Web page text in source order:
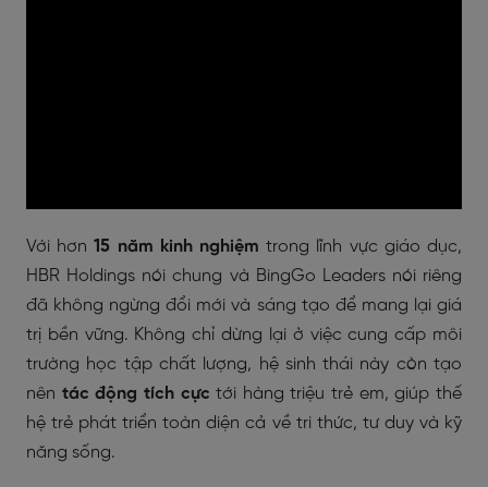
Với hơn15 năm kinh nghiệm trong lĩnh vực giáo dục,
HBR Holdings nói chung và BingGo Leaders nói riêng
đã không ngừng đổi mới và sáng tạo để mang lại giá
trị bền vững. Không chỉ dừng lại ở việc cung cấp môi
trường học tập chất lượng, hệ sinh thái này còn tạo
nên tác động tích cực tới hàng triệu trẻ em, giúp thế
hệ trẻ phát triển toàn diện cả về tri thức, tư duy và kỹ
năng sống.